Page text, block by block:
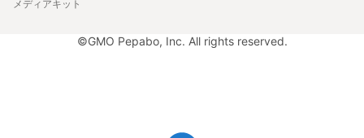
メディアキット
©GMO Pepabo, Inc. All rights reserved.